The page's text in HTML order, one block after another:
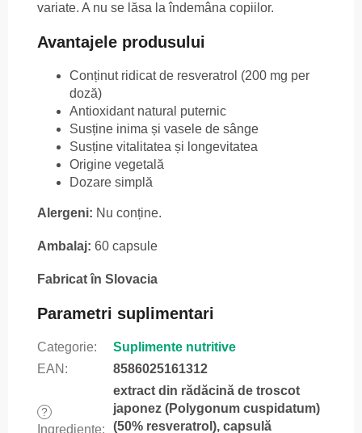
variate. A nu se lăsa la îndemâna copiilor.
Avantajele produsului
Conținut ridicat de resveratrol (200 mg per
doză)
Antioxidant natural puternic
Susține inima și vasele de sânge
Susține vitalitatea și longevitatea
Origine vegetală
Dozare simplă
Alergeni: Nu conține.
Ambalaj: 60 capsule
Fabricat în Slovacia
Parametri suplimentari
Categorie:
Suplimente nutritive
EAN : 8586025161312
?
Ingrediente:
extract din rădăcină de troscot
japonez (Polygonum cuspidatum)
(50% resveratrol), capsulă